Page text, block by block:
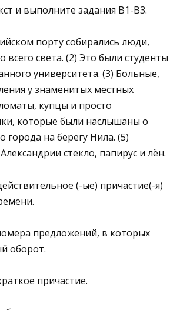
и выполните задания B1-В3.
порту собирались люди,
всего света. (2) Это были студенты
университета. (3) Больные,
у знаменитых местных
купцы и просто
которые были наслышаны о
города на берегу Нила. (5)
стекло, папирус и лён.
(-ые) причастие(-я)
предложений, в которых
оборот.
причастие.